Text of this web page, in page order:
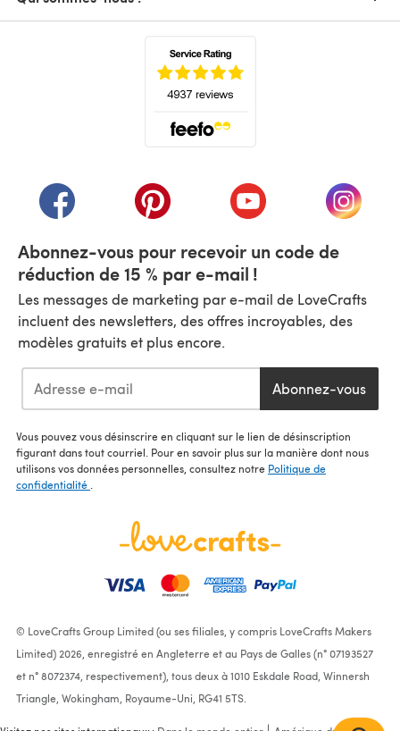
(s'ouvre dans un nouvel onglet)
(s'ouvre dans un nouvel onglet)
(s'ouvre dans un(s'ouvre
Abonnez-vous pour recevoir un code de
réduction de 15 % par e-mail !
Les messages de marketing par e-mail de LoveCrafts
incluent des newsletters, des offres incroyables, des
modèles gratuits et plus encore.
Abonnez-vous
Vous pouvez vous désinscrire en cliquant sur le lien de désinscription
figurant dans tout courriel. Pour en savoir plus sur la manière dont nous
utilisons vos données personnelles, consultez notre Politique de
confidentialité
© LoveCrafts Group Limited (ou ses filiales, y compris LoveCrafts Makers
Limited) 2026, enregistré en Angleterre et au Pays de Galles (n° 07193527
et n° 8072374, respectivement), tous deux à 1010 Eskdale Road, Winnersh
Triangle, Wokingham, Royaume-Uni, RG41 5TS.